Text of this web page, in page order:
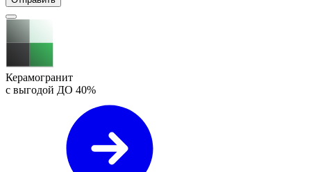
Керамогранит
с выгодой ДО 40%